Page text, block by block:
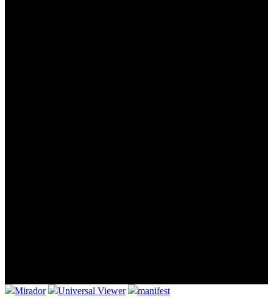
Mirador Universal Viewer manifest